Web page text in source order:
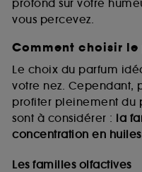
profond sur votre
vous percevez.
Comment choisir
Le choix du parfum
votre nez. Cependant,
profiter pleinement du
sont à considérer : la
concentration en
Les familles olfactives
passe.
A l'exception des
lecture de ces
pouvez personnaliser
de ces cookies grâce
choix" ci-dessous ou
Sephora pourra
navigation collectées
collectées ou